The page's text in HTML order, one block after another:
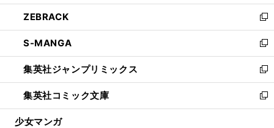
開
く
ウ
で
開
く
ン
ド
ウ
で
開
く
ウ
ィ
ン
ド
ウ
で
開
く
し
い
ウ
ィ
ン
ド
ウ
で
開
ZEBRACK
新
し
い
ウ
ィ
ン
ド
ウ
S-MANGA
新
し
い
ウ
ィ
ン
集英社ジャンプリミックス
新
し
い
ウ
集英社コミック文庫
新
し
少女マンガ